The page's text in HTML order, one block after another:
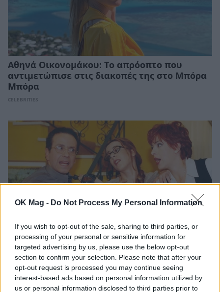
OK Mag - Do Not Process My Personal Information
If you wish to opt-out of the sale, sharing to third parties, or
processing of your personal or sensitive information for
targeted advertising by us, please use the below opt-out
section to confirm your selection. Please note that after your
opt-out request is processed you may continue seeing
interest-based ads based on personal information utilized by
us or personal information disclosed to third parties prior to
Αθηνά Οικονομάκου: Το απρόοπτο που
αντιμετώπισε στις διακοπές της στο Μπόρα
Μπόρα
CELEBRITIES
Κωνσταντίνου και Ελένης: Σπάνια backstage
βίντεο από τα γυρίσματα της σειράς
CELEBRITIES